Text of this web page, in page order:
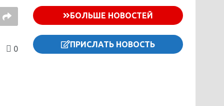
0
БОЛЬШЕ НОВОСТЕЙ
ПРИСЛАТЬ НОВОСТЬ